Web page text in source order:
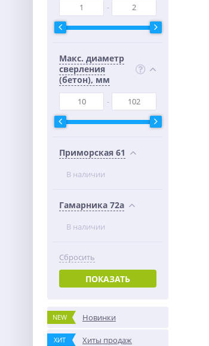
Макс. диаметр
сверления
(бетон), мм
Приморская 61
В наличии
Гамарника 72а
В наличии
Сбросить
ПОКАЗАТЬ
NEW Новинки
ХИТ Хиты продаж